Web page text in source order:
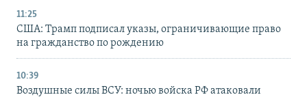
11:25
США: Трамп подписал указы, ограничивающие право
на гражданство по рождению
10:39
Воздушные силы ВСУ: ночью войска РФ атаковали